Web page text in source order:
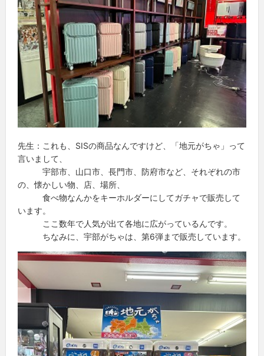
先生：これも、SISの商品なんですけど、「地元がちゃ」って
言いまして、
宇部市、山口市、長門市、防府市など、それぞれの市
の、懐かしい物、店、場所、
食べ物なんかをキーホルダーにしてガチャで販売して
います。
ここ数年で人気が出て各地に広がっているんです。
ちなみに、宇部がちゃは、第6弾まで販売しています。